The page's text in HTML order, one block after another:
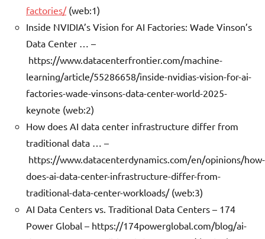
factories/(web:1)
Inside NVIDIA’s Vision for AI Factories: Wade Vinson’s
Data Center … –
https://www.datacenterfrontier.com/machine-
learning/article/55286658/inside-nvidias-vision-for-ai-
factories-wade-vinsons-data-center-world-2025-
keynote (web:2)
How does AI data center infrastructure differ from
traditional data … –
https://www.datacenterdynamics.com/en/opinions/how-
does-ai-data-center-infrastructure-differ-from-
traditional-data-center-workloads/ (web:3)
AI Data Centers vs. Traditional Data Centers – 174
Power Global – https://174powerglobal.com/blog/ai-